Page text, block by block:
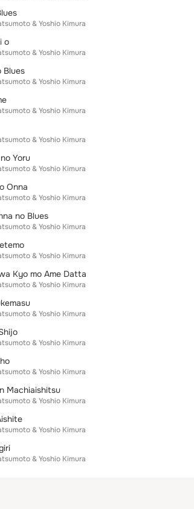
& Yoshio Kimura
o
& Yoshio Kimura
Blues
& Yoshio Kimura
& Yoshio Kimura
& Yoshio Kimura
Yoru
& Yoshio Kimura
Onna
& Yoshio Kimura
no Blues
& Yoshio Kimura
& Yoshio Kimura
Kyo mo Ame Datta
& Yoshio Kimura
& Yoshio Kimura
& Yoshio Kimura
& Yoshio Kimura
Machiaishitsu
& Yoshio Kimura
& Yoshio Kimura
& Yoshio Kimura